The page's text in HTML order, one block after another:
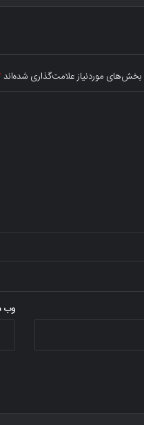
بخش‌های موردنیاز علامت‌گذاری شده‌اند
وب‌